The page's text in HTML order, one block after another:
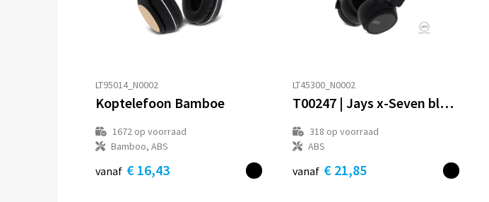
LT95014_N0002
Koptelefoon Bamboe
1672op voorraad
Bamboo, ABS
vanaf € 16,43
LT45300_N0002
T00247 | Jays x-Seven bluetooth hoofdtelefoon
318 op voorraad
ABS
vanaf € 21,85